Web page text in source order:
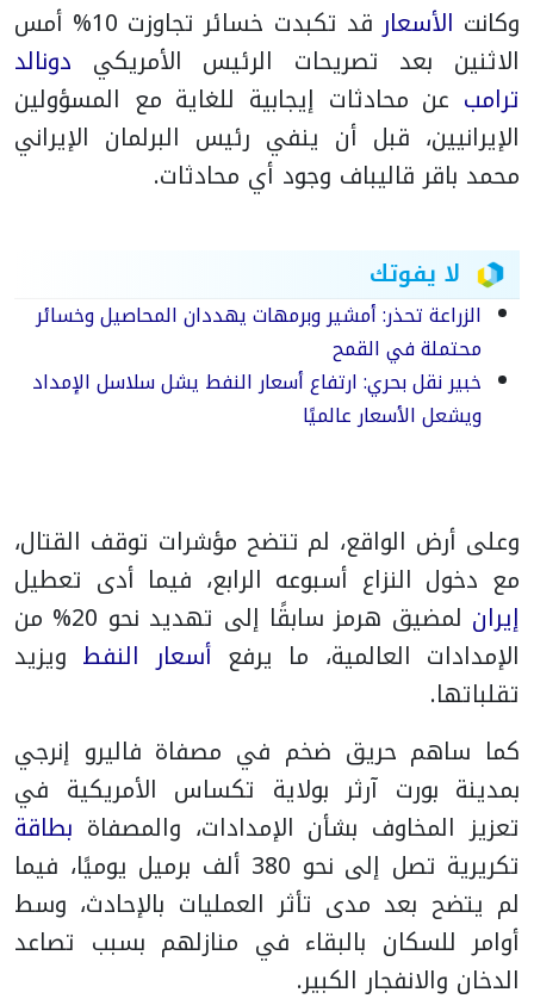
وكانت الأسعار
قد تكبدت خسائر تجاوزت 10% أمس
الاثنين بعد تصريحات الرئيس الأمريكي دونالد
ترامب عن محادثات إيجابية للغاية مع المسؤولين
الإيرانيين، قبل أن ينفي رئيس البرلمان الإيراني
محمد باقر قاليباف وجود أي محادثات.
لا يفوتك
الزراعة تحذر: أمشير وبرمهات يهددان المحاصيل وخسائر
محتملة في القمح
خبير نقل بحري: ارتفاع أسعار النفط يشل سلاسل الإمداد
ويشعل الأسعار عالميًا
وعلى أرض الواقع، لم تتضح مؤشرات توقف القتال،
مع دخول النزاع أسبوعه الرابع، فيما أدى تعطيل
إيران
لمضيق هرمز سابقًا إلى تهديد نحو 20% من
الإمدادات العالمية، ما يرفع أسعار النفط ويزيد
تقلباتها.
كما ساهم حريق ضخم في مصفاة فاليرو إنرجي
بمدينة بورت آرثر بولاية تكساس الأمريكية في
تعزيز المخاوف بشأن الإمدادات، والمصفاة بطاقة
تكريرية تصل إلى نحو 380 ألف برميل يوميًا، فيما
لم يتضح بعد مدى تأثر العمليات بالإحادث، وسط
أوامر للسكان بالبقاء في منازلهم بسبب تصاعد
الدخان والانفجار الكبير.